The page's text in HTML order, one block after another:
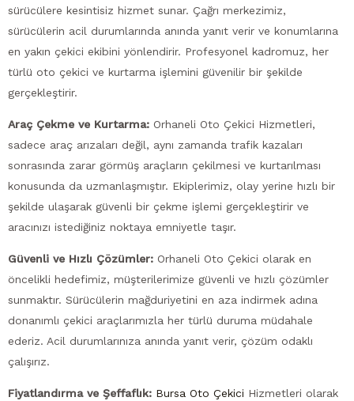
sürücülere kesintisiz hizmet sunar. Çağrı merkezimiz,
sürücülerin acil durumlarında anında yanıt verir ve konumlarına
en yakın çekici ekibini yönlendirir. Profesyonel kadromuz, her
türlü oto çekici ve kurtarma işlemini güvenilir bir şekilde
gerçekleştirir.
Araç Çekme ve Kurtarma: Orhaneli Oto Çekici Hizmetleri,
sadece araç arızaları değil, aynı zamanda trafik kazaları
sonrasında zarar görmüş araçların çekilmesi ve kurtarılması
konusunda da uzmanlaşmıştır. Ekiplerimiz, olay yerine hızlı bir
şekilde ulaşarak güvenli bir çekme işlemi gerçekleştirir ve
aracınızı istediğiniz noktaya emniyetle taşır.
Güvenli ve Hızlı Çözümler: Orhaneli Oto Çekici olarak en
öncelikli hedefimiz, müşterilerimize güvenli ve hızlı çözümler
sunmaktır. Sürücülerin mağduriyetini en aza indirmek adına
donanımlı çekici araçlarımızla her türlü duruma müdahale
ederiz. Acil durumlarınıza anında yanıt verir, çözüm odaklı
çalışırız.
Fiyatlandırma ve Şeffaflık: Bursa Oto Çekici Hizmetleri olarak